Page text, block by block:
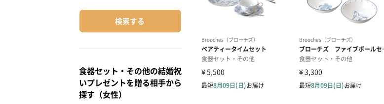
検索する
食器セット・その他の結婚祝
いプレゼントを贈る相手から
探す（女性）